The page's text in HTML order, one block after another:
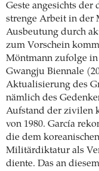
Geste angesichts
strenge Arbeit in der
Ausbeutung durch
zum Vorschein
Möntmann zufolge in
Gwangju Biennale
Aktualisierung des
nämlich des
Aufstand der zivilen
von 1980. García
die dem
Militärdiktatur als
diente. Das an